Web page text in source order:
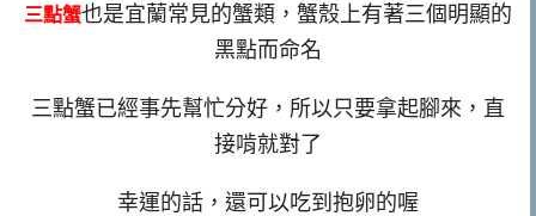
三點蟹也是宜蘭常見的蟹類，蟹殼上有著三個明顯的
黑點而命名
三點蟹已經事先幫忙分好，所以只要拿起腳來，直
接啃就對了
幸運的話，還可以吃到抱卵的喔